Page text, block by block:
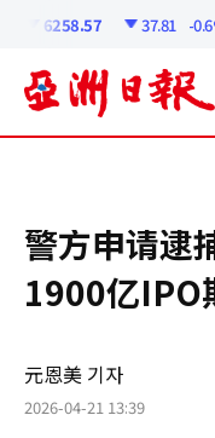
6258.57 37.81 -
警方申请逮
1900亿IPO
元恩美 기자
2026-04-21 13:39